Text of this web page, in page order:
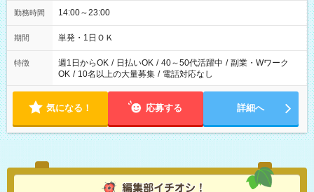
勤務時間 14:00～23:00
期間 単発・1日ＯＫ
特徴 週1日からOK / 日払いOK / 40～50代活躍中 / 副業・Wワーク
OK / 10名以上の大量募集 / 電話対応なし
気になる！ 応募する 詳細へ